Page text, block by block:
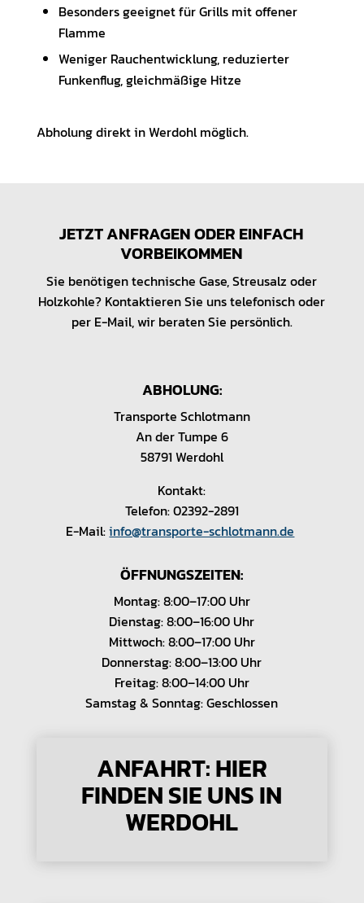
Besonders geeignet für Grills mit offener
Flamme
Weniger Rauchentwicklung, reduzierter
Funkenflug, gleichmäßige Hitze
Abholung direkt in Werdohl möglich.
JETZT ANFRAGEN ODER EINFACH
VORBEIKOMMEN
Sie benötigen technische Gase, Streusalz oder
Holzkohle? Kontaktieren Sie uns telefonisch oder
per E-Mail, wir beraten Sie persönlich.
ABHOLUNG:
Transporte Schlotmann
An der Tumpe 6
58791 Werdohl
Kontakt:
Telefon: 02392-2891
E-Mail:info@transporte-schlotmann.de
ÖFFNUNGSZEITEN:
Montag: 8:00–17:00 Uhr
Dienstag: 8:00–16:00 Uhr
Mittwoch: 8:00–17:00 Uhr
Donnerstag: 8:00–13:00 Uhr
Freitag: 8:00–14:00 Uhr
Samstag & Sonntag: Geschlossen
ANFAHRT: HIER
FINDEN SIE UNS IN
WERDOHL